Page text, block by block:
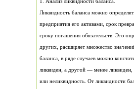
Ликвидность баланса можно
предприятия его активами, срок
сроку погашения обязательств. Это
других, расширяет множество
баланса, в ряде случаев можно
ликвиден, а другой — менее ликвиден,
или неликвидность. От ликвидности